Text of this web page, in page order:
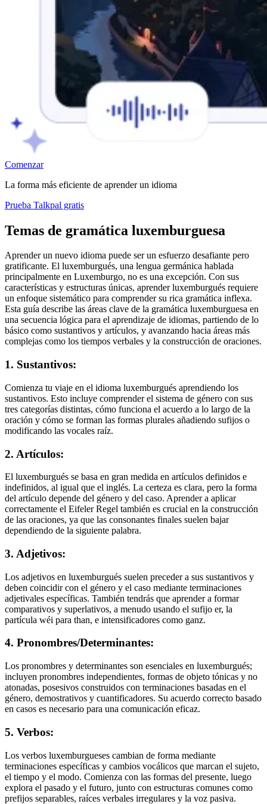
Comenzar
La forma más eficiente de aprender un idioma
Prueba Talkpal gratis
Temas de gramática luxemburguesa
Aprender un nuevo idioma puede ser un esfuerzo desafiante pero
gratificante. El luxemburgués, una lengua germánica hablada
principalmente en Luxemburgo, no es una excepción. Con sus
características y estructuras únicas, aprender luxemburgués requiere
un enfoque sistemático para comprender su rica gramática inflexa.
Esta guía describe las áreas clave de la gramática luxemburguesa en
una secuencia lógica para el aprendizaje de idiomas, partiendo de lo
básico como sustantivos y artículos, y avanzando hacia áreas más
complejas como los tiempos verbales y la construcción de oraciones.
1. Sustantivos:
Comienza tu viaje en el idioma luxemburgués aprendiendo los
sustantivos. Esto incluye comprender el sistema de género con sus
tres categorías distintas, cómo funciona el acuerdo a lo largo de la
oración y cómo se forman las formas plurales añadiendo sufijos o
modificando las vocales raíz.
2. Artículos:
El luxemburgués se basa en gran medida en artículos definidos e
indefinidos, al igual que el inglés. La certeza es clara, pero la forma
del artículo depende del género y del caso. Aprender a aplicar
correctamente el Eifeler Regel también es crucial en la construcción
de las oraciones, ya que las consonantes finales suelen bajar
dependiendo de la siguiente palabra.
3. Adjetivos:
Los adjetivos en luxemburgués suelen preceder a sus sustantivos y
deben coincidir con el género y el caso mediante terminaciones
adjetivales específicas. También tendrás que aprender a formar
comparativos y superlativos, a menudo usando el sufijo er, la
partícula wéi para than, e intensificadores como ganz.
4. Pronombres/Determinantes:
Los pronombres y determinantes son esenciales en luxemburgués;
incluyen pronombres independientes, formas de objeto tónicas y no
atonadas, posesivos construidos con terminaciones basadas en el
género, demostrativos y cuantificadores. Su acuerdo correcto basado
en casos es necesario para una comunicación eficaz.
5. Verbos:
Los verbos luxemburgueses cambian de forma mediante
terminaciones específicas y cambios vocálicos que marcan el sujeto,
el tiempo y el modo. Comienza con las formas del presente, luego
explora el pasado y el futuro, junto con estructuras comunes como
prefijos separables, raíces verbales irregulares y la voz pasiva.